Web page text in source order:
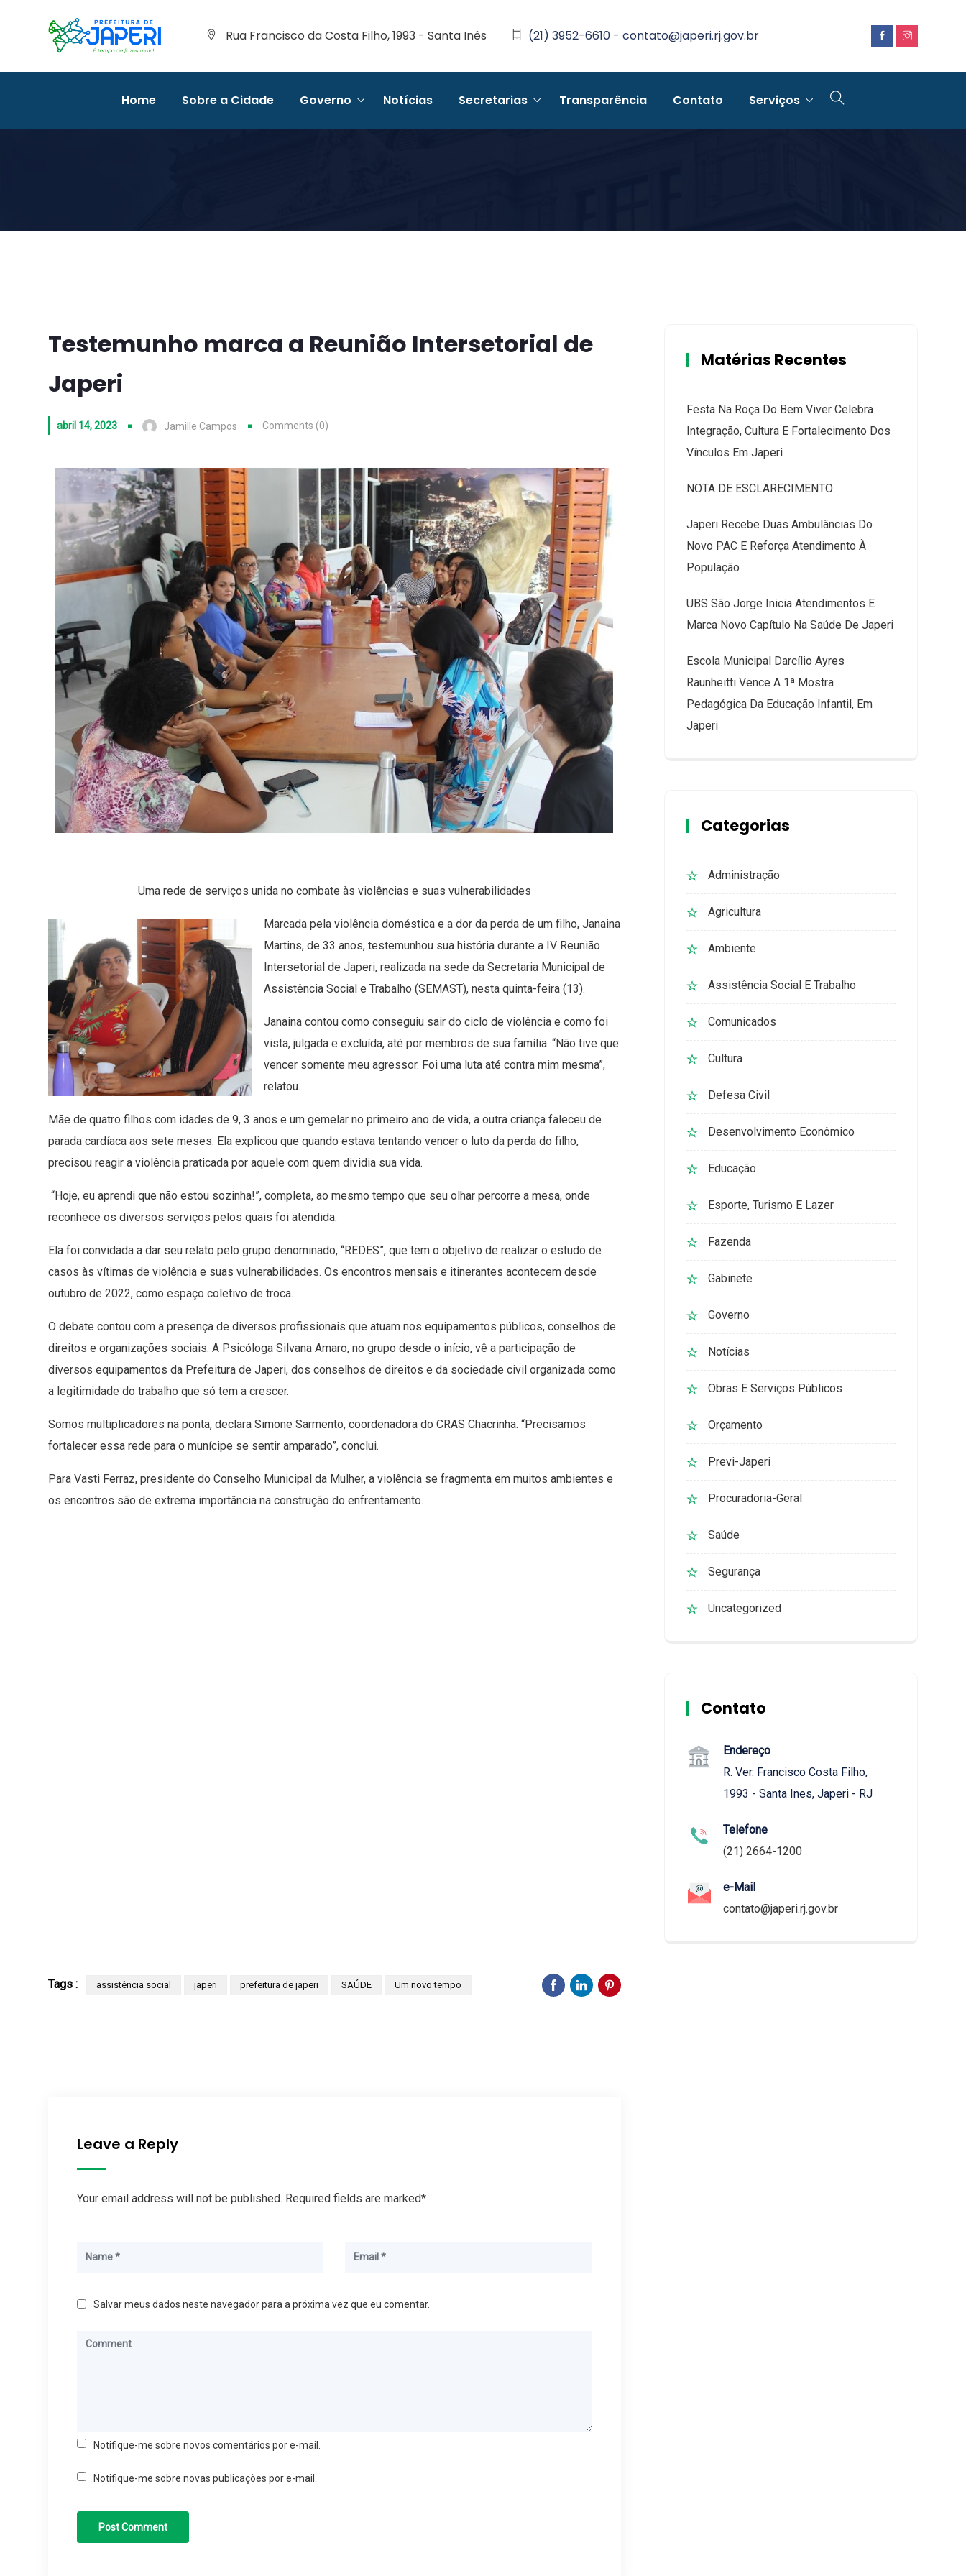
Rua Francisco da Costa Filho, 1993 - Santa Inês (21) 3952-6610 - contato@japeri.rj.gov.br
Home Sobre a Cidade Governo Notícias Secretarias Transparência Contato Serviços
Testemunho marca a Reunião Intersetorial de
Japeri
abril 14, 2023 Jamille Campos Comments (0)
Uma rede de serviços unida no combate às violências e suas vulnerabilidades
Marcada pela violência doméstica e a dor da perda de um filho, Janaina
Martins, de 33 anos, testemunhou sua história durante a IV Reunião
Intersetorial de Japeri, realizada na sede da Secretaria Municipal de
Assistência Social e Trabalho (SEMAST), nesta quinta-feira (13).
Janaina contou como conseguiu sair do ciclo de violência e como foi
vista, julgada e excluída, até por membros de sua família. “Não tive que
vencer somente meu agressor. Foi uma luta até contra mim mesma”,
relatou.
Mãe de quatro filhos com idades de 9, 3 anos e um gemelar no primeiro ano de vida, a outra criança faleceu de
parada cardíaca aos sete meses. Ela explicou que quando estava tentando vencer o luto da perda do filho,
precisou reagir a violência praticada por aquele com quem dividia sua vida.
“Hoje, eu aprendi que não estou sozinha!”, completa, ao mesmo tempo que seu olhar percorre a mesa, onde
reconhece os diversos serviços pelos quais foi atendida.
Ela foi convidada a dar seu relato pelo grupo denominado, “REDES”, que tem o objetivo de realizar o estudo de
casos às vítimas de violência e suas vulnerabilidades. Os encontros mensais e itinerantes acontecem desde
outubro de 2022, como espaço coletivo de troca.
O debate contou com a presença de diversos profissionais que atuam nos equipamentos públicos, conselhos de
direitos e organizações sociais. A Psicóloga Silvana Amaro, no grupo desde o início, vê a participação de
diversos equipamentos da Prefeitura de Japeri, dos conselhos de direitos e da sociedade civil organizada como
a legitimidade do trabalho que só tem a crescer.
Somos multiplicadores na ponta, declara Simone Sarmento, coordenadora do CRAS Chacrinha. “Precisamos
fortalecer essa rede para o munícipe se sentir amparado”, conclui.
Para Vasti Ferraz, presidente do Conselho Municipal da Mulher, a violência se fragmenta em muitos ambientes e
os encontros são de extrema importância na construção do enfrentamento.
Tags : assistência social japeri prefeitura de japeri SAÚDE Um novo tempo
Leave a Reply
Your email address will not be published. Required fields are marked*
Salvar meus dados neste navegador para a próxima vez que eu comentar.
Notifique-me sobre novos comentários por e-mail.
Notifique-me sobre novas publicações por e-mail.
Matérias Recentes
Festa Na Roça Do Bem Viver Celebra
Integração, Cultura E Fortalecimento Dos
Vínculos Em Japeri
NOTA DE ESCLARECIMENTO
Japeri Recebe Duas Ambulâncias Do
Novo PAC E Reforça Atendimento À
População
UBS São Jorge Inicia Atendimentos E
Marca Novo Capítulo Na Saúde De Japeri
Escola Municipal Darcílio Ayres
Raunheitti Vence A 1ª Mostra
Pedagógica Da Educação Infantil, Em
Japeri
Categorias
Administração
Agricultura
Ambiente
Assistência Social E Trabalho
Comunicados
Cultura
Defesa Civil
Desenvolvimento Econômico
Educação
Esporte, Turismo E Lazer
Fazenda
Gabinete
Governo
Notícias
Obras E Serviços Públicos
Orçamento
Previ-Japeri
Procuradoria-Geral
Saúde
Segurança
Uncategorized
Contato
Endereço
R. Ver. Francisco Costa Filho,
1993 - Santa Ines, Japeri - RJ
Telefone
(21) 2664-1200
e-Mail
contato@japeri.rj.gov.br